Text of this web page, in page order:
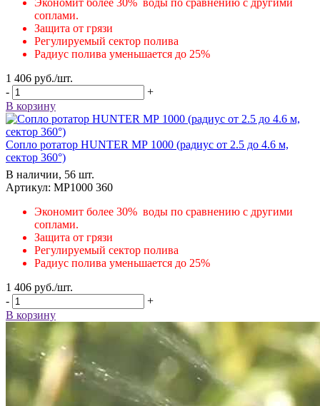
соплами.
Защита от грязи
Регулируемый сектор полива
Радиус полива уменьшается до 25%
1 406 руб./шт.
-
+
В корзину
Сопло ротатор HUNTER МР 1000 (радиус от 2.5 до 4.6 м,
сектор 360°)
В наличии, 56 шт.
Артикул: MP1000 360
Экономит более 30% воды по сравнению с другими
соплами.
Защита от грязи
Регулируемый сектор полива
Радиус полива уменьшается до 25%
1 406 руб./шт.
-
+
В корзину